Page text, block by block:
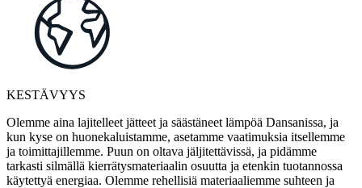
KESTÄVYYS
Olemme aina lajitelleet jätteet ja säästäneet lämpöä Dansanissa, ja
kun kyse on huonekaluistamme, asetamme vaatimuksia itsellemme
ja toimittajillemme. Puun on oltava jäljitettävissä, ja pidämme
tarkasti silmällä kierrätysmateriaalin osuutta ja etenkin tuotannossa
käytettyä energiaa. Olemme rehellisiä materiaaliemme suhteen ja